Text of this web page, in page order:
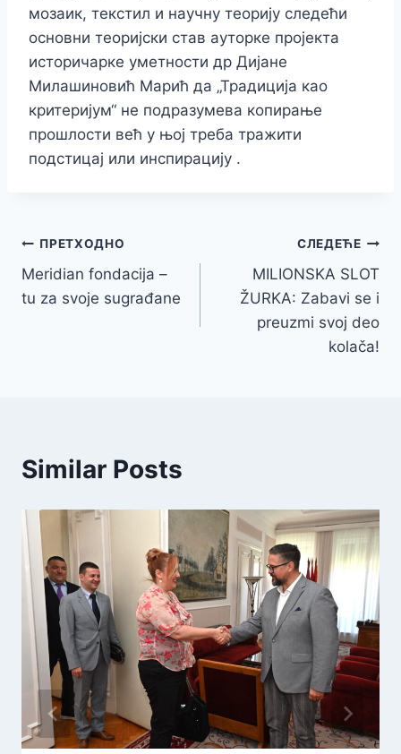
мозаик, текстил и научну теорију следећи
основни теоријски став ауторке пројекта
историчарке уметности др Дијане
Милашиновић Марић да „Традиција као
критеријум“ не подразумева копирање
прошлости већ у њој треба тражити
подстицај или инспирацију .
Кретање
чланка
ПРЕТХОДНО
Meridian fondacija –
tu za svoje sugrađane
СЛЕДЕЋЕ
MILIONSKA SLOT
ŽURKA: Zabavi se i
preuzmi svoj deo
kolača!
Similar Posts